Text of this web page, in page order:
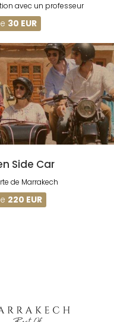
avec un professeur
30 EUR
Side Car
de Marrakech
220 EUR